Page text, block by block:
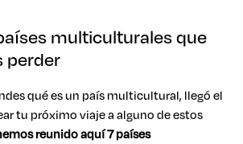
multiculturales que
perder
qué es un país multicultural, llegó el
tu próximo viaje a alguno de estos
reunido aquí 7 países